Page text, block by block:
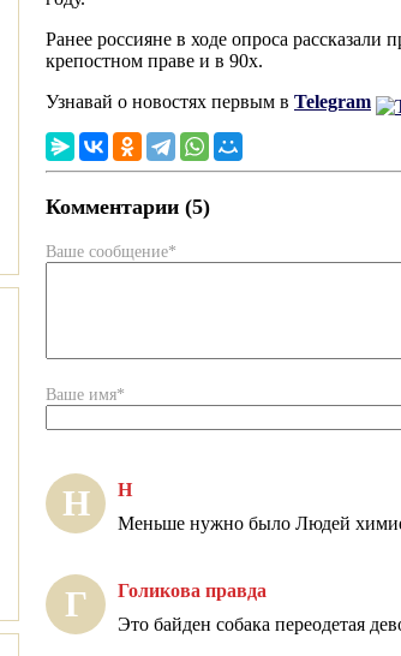
Ранее россияне в ходе опроса рассказали
крепостном праве и в 90х.
Узнавай о новостях первым в Telegram
Комментарии (5)
Ваше сообщение*
Ваше имя*
Н Н
Меньше нужно было Людей
Г Голикова правда
Это байден собака переодетая